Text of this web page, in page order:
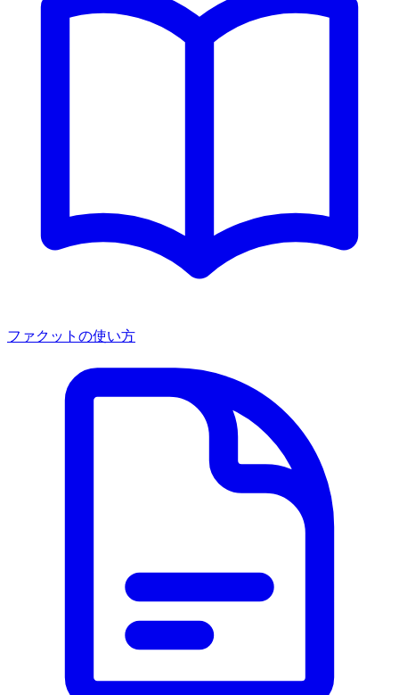
ファクットの使い方